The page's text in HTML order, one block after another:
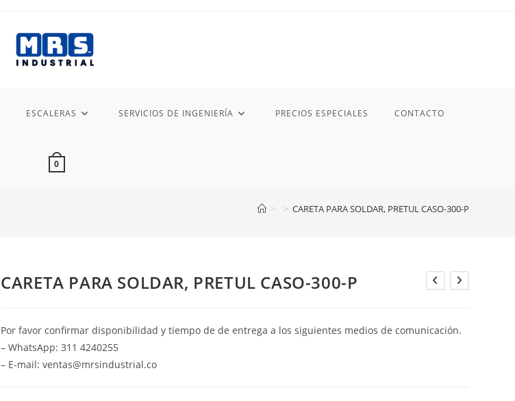
ESCALERAS SERVICIOS DE INGENIERÍA PRECIOS ESPECIALES CONTACTO
0
> > CARETA PARA SOLDAR, PRETUL CASO-300-P
CARETA PARA SOLDAR, PRETUL CASO-300-P
Por favor confirmar disponibilidad y tiempo de de entrega a los siguientes medios de comunicación.
– WhatsApp: 311 4240255
– E-mail: ventas@mrsindustrial.co